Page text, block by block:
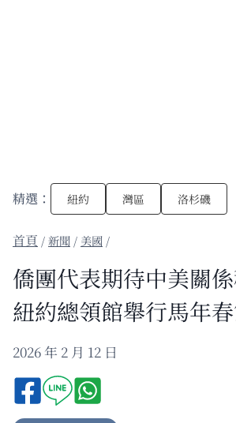
精選： 紐約 灣區 洛杉磯
/新聞 / 美國 /
僑團代表期待中美關
紐約總領館舉行馬年
2026 年 2 月 12 日